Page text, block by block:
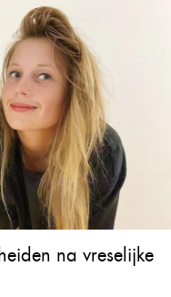
na vreselijke